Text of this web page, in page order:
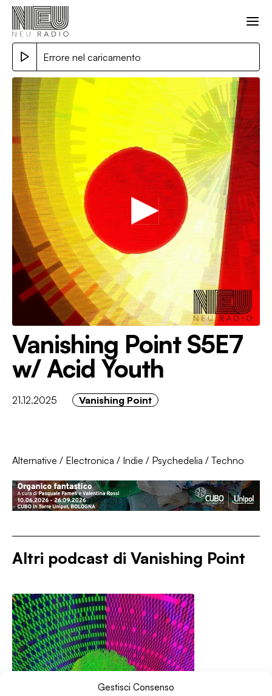
Gestisci Consenso
Errore nel caricamento
Vanishing Point S5E7
w/ Acid Youth
21.12.2025 Vanishing Point
Alternative / Electronica / Indie / Psychedelia / Techno
Altri podcast di Vanishing Point